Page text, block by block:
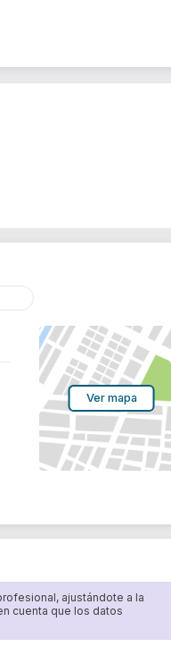
Ver mapa
ajustándote a la
cuenta que los datos